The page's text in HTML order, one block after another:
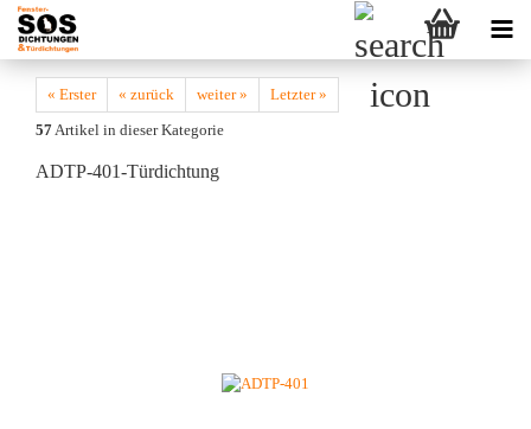
« Erster « zurück weiter »
Letzter »
57Artikel in dieser Kategorie
ADTP-401-Türdichtung